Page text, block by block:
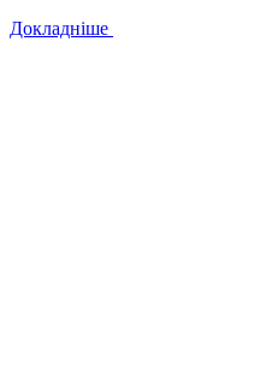
Докладніше